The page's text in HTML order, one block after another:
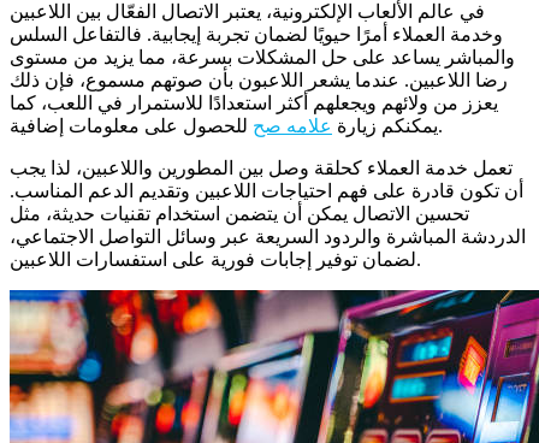
في عالم الألعاب الإلكترونية، يعتبر الاتصال الفعّال بين اللاعبين
وخدمة العملاء أمرًا حيويًا لضمان تجربة إيجابية. فالتفاعل السلس
والمباشر يساعد على حل المشكلات بسرعة، مما يزيد من مستوى
رضا اللاعبين. عندما يشعر اللاعبون بأن صوتهم مسموع، فإن ذلك
يعزز من ولائهم ويجعلهم أكثر استعدادًا للاستمرار في اللعب، كما
يمكنكم زيارة علامه صح للحصول على معلومات إضافية.
تعمل خدمة العملاء كحلقة وصل بين المطورين واللاعبين، لذا يجب
أن تكون قادرة على فهم احتياجات اللاعبين وتقديم الدعم المناسب.
تحسين الاتصال يمكن أن يتضمن استخدام تقنيات حديثة، مثل
الدردشة المباشرة والردود السريعة عبر وسائل التواصل الاجتماعي،
لضمان توفير إجابات فورية على استفسارات اللاعبين.